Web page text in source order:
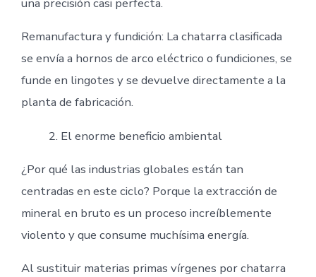
Remanufactura y fundición: La chatarra clasificada
se envía a hornos de arco eléctrico o fundiciones, se
funde en lingotes y se devuelve directamente a la
planta de fabricación.
El enorme beneficio ambiental
¿Por qué las industrias globales están tan
centradas en este ciclo? Porque la extracción de
mineral en bruto es un proceso increíblemente
violento y que consume muchísima energía.
Al sustituir materias primas vírgenes por chatarra